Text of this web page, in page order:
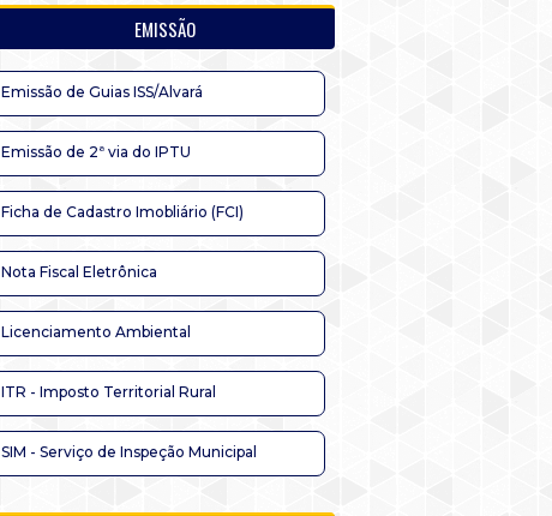
EMISSÃO
Emissão de Guias ISS/Alvará
Emissão de 2ª via do IPTU
Ficha de Cadastro Imobliário (FCI)
Nota Fiscal Eletrônica
Licenciamento Ambiental
ITR - Imposto Territorial Rural
SIM - Serviço de Inspeção Municipal